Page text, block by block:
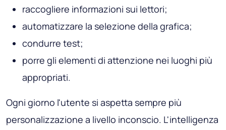
raccogliere informazioni sui lettori;
automatizzare la selezione della grafica;
condurre test;
porre gli elementi di attenzione nei luoghi più
appropriati.
Ogni giorno l'utente si aspetta sempre più
personalizzazione a livello inconscio. L'intelligenza